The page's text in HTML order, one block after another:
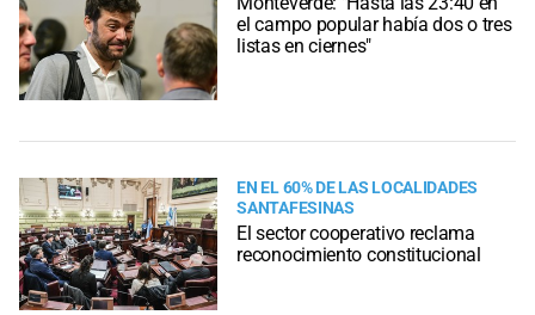
el campo popular había dos o tres
listas en ciernes"
EN EL 60% DE LAS LOCALIDADES
SANTAFESINAS
El sector cooperativo reclama
reconocimiento constitucional